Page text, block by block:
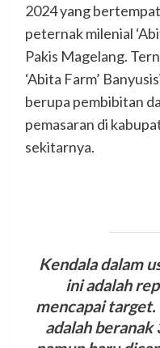
2024 yang
peternak milenial
Pakis Magelang.
‘Abita Farm’
berupa pembibitan
pemasaran di
sekitarnya.
Kendala dalam
ini adalah
mencapai
adalah beranak